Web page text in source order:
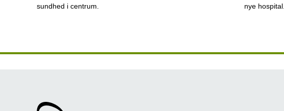
sundhed i centrum.
nye hospital.